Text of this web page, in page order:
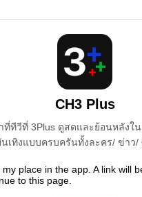
CH3 Plus
ที่ทีวีที่ 3Plus ดูสดและย้อนหลังใ
เทิงแบบครบครันทั้งละคร/ ข่าว
my place in the app. A link will
to this page.